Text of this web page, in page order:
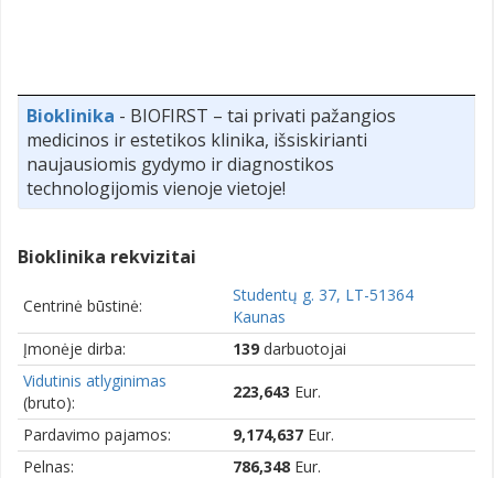
Bioklinika - BIOFIRST – tai privati pažangios
medicinos ir estetikos klinika, išsiskirianti
naujausiomis gydymo ir diagnostikos
technologijomis vienoje vietoje!
Bioklinika rekvizitai
Centrinė būstinė:
Studentų g. 37, LT-51364
Kaunas
Įmonėje dirba:
139 darbuotojai
Vidutinis atlyginimas
(bruto):
223,643 Eur.
Pardavimo pajamos: 9,174,637 Eur.
Pelnas:
786,348 Eur.